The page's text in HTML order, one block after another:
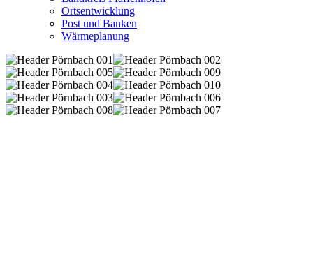
Ortsentwicklung
Post und Banken
Wärmeplanung